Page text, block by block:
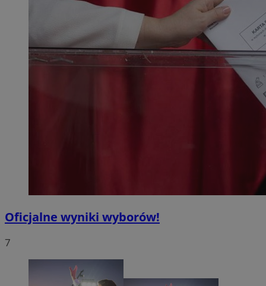
Oficjalne wyniki wyborów!
7